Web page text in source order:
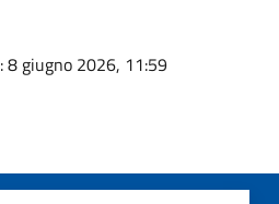
: 8 giugno 2026, 11:59